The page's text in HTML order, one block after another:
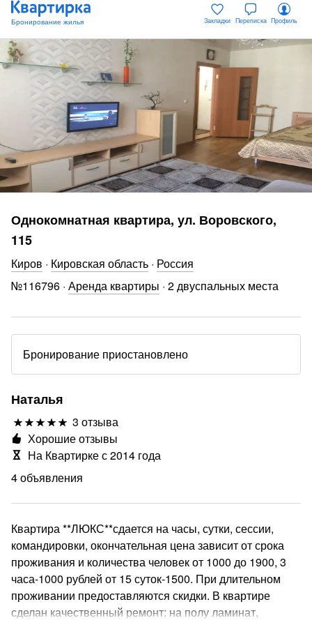
Закладки Переписка Профиль
Однокомнатная квартира, ул. Воровского,
115
Киров · Кировская область · Россия
№116796 · Аренда квартиры · 2 двуспальных места
Бронирование приостановлено
Наталья
3 отзыва
4 объявления
Хорошие отзывы
На Квартирке с 2014 года
Квартира **ЛЮКС**сдается на часы, сутки, сессии,
командировки, окончательная цена зависит от срока
проживания и количества человек от 1000 до 1900, 3
часа-1000 рублей от 15 суток-1500. При длительном
проживании предоставляются скидки. В квартире
сделан качественный ремонт: на полу ламинат,